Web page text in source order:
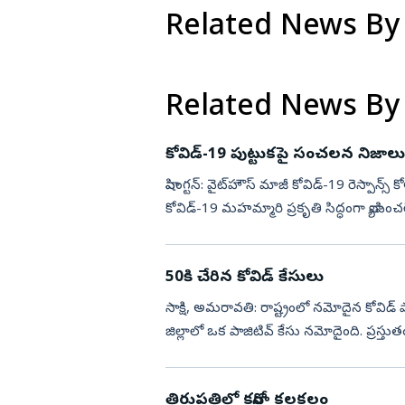
Related News
Related News By
కోవిడ్-19 పుట్టుకపై సంచలన
వాషింగ్టన్‌: వైట్‌హౌస్ మాజీ కోవిడ్-19 రెస్పాన్స్
కోవిడ్-19 మహమ్మారి ప్రకృతి సిద్ధంగా
50కి చేరిన కోవిడ్‌ కేసులు
సాక్షి, అమరావతి: రాష్ట్రంలో నమోదైన కోవిడ్‌
జిల్లాలో ఒక పాజిటివ్‌ కేసు నమోదైంది.